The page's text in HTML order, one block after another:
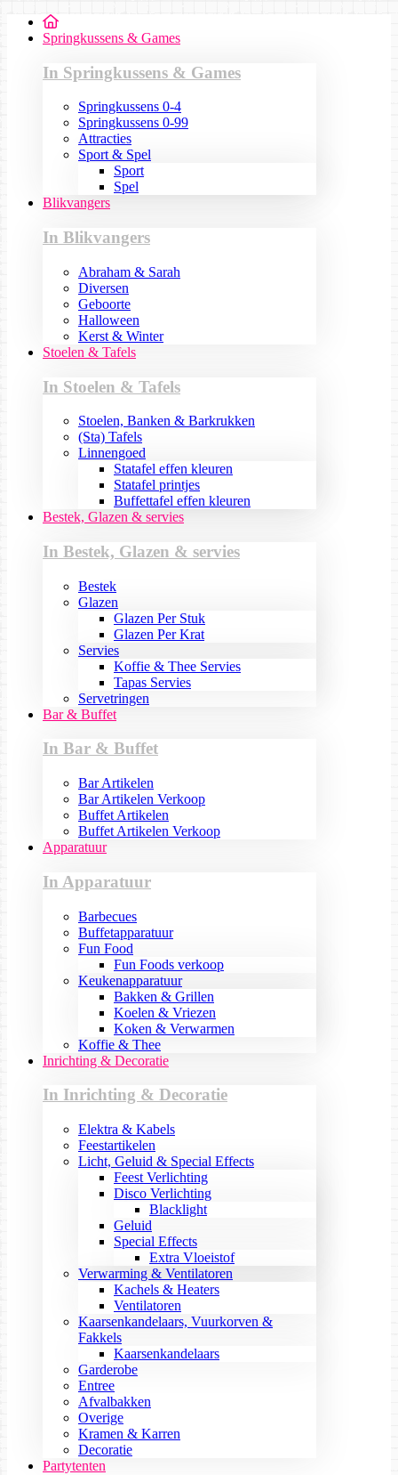
Springkussens & Games
In Springkussens & Games
Springkussens 0-4
Springkussens 0-99
Attracties
Sport & Spel
Sport
Spel
Blikvangers
In Blikvangers
Abraham & Sarah
Diversen
Geboorte
Halloween
Kerst & Winter
Stoelen & Tafels
In Stoelen & Tafels
Stoelen, Banken & Barkrukken
(Sta) Tafels
Linnengoed
Statafel effen kleuren
Statafel printjes
Buffettafel effen kleuren
Bestek, Glazen & servies
In Bestek, Glazen & servies
Bestek
Glazen
Glazen Per Stuk
Glazen Per Krat
Servies
Koffie & Thee Servies
Tapas Servies
Servetringen
Bar & Buffet
In Bar & Buffet
Bar Artikelen
Bar Artikelen Verkoop
Buffet Artikelen
Buffet Artikelen Verkoop
Apparatuur
In Apparatuur
Barbecues
Buffetapparatuur
Fun Food
Fun Foods verkoop
Keukenapparatuur
Bakken & Grillen
Koelen & Vriezen
Koken & Verwarmen
Koffie & Thee
Inrichting & Decoratie
In Inrichting & Decoratie
Elektra & Kabels
Feestartikelen
Licht, Geluid & Special Effects
Feest Verlichting
Disco Verlichting
Blacklight
Geluid
Special Effects
Extra Vloeistof
Verwarming & Ventilatoren
Kachels & Heaters
Ventilatoren
Kaarsenkandelaars, Vuurkorven &
Fakkels
Kaarsenkandelaars
Garderobe
Entree
Afvalbakken
Overige
Kramen & Karren
Decoratie
Partytenten